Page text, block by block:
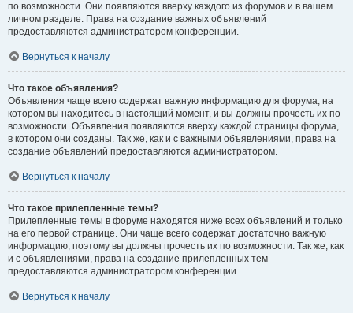
по возможности. Они появляются вверху каждого из форумов и в вашем
личном разделе. Права на создание важных объявлений
предоставляются администратором конференции.
Вернуться к началу
Что такое объявления?
Объявления чаще всего содержат важную информацию для форума, на
котором вы находитесь в настоящий момент, и вы должны прочесть их по
возможности. Объявления появляются вверху каждой страницы форума,
в котором они созданы. Так же, как и с важными объявлениями, права на
создание объявлений предоставляются администратором.
Вернуться к началу
Что такое прилепленные темы?
Прилепленные темы в форуме находятся ниже всех объявлений и только
на его первой странице. Они чаще всего содержат достаточно важную
информацию, поэтому вы должны прочесть их по возможности. Так же, как
и с объявлениями, права на создание прилепленных тем
предоставляются администратором конференции.
Вернуться к началу